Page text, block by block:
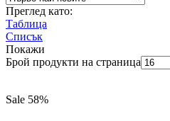
Преглед като:
Таблица
Списък
Покажи
Брой продукти на страница
Sale 58%